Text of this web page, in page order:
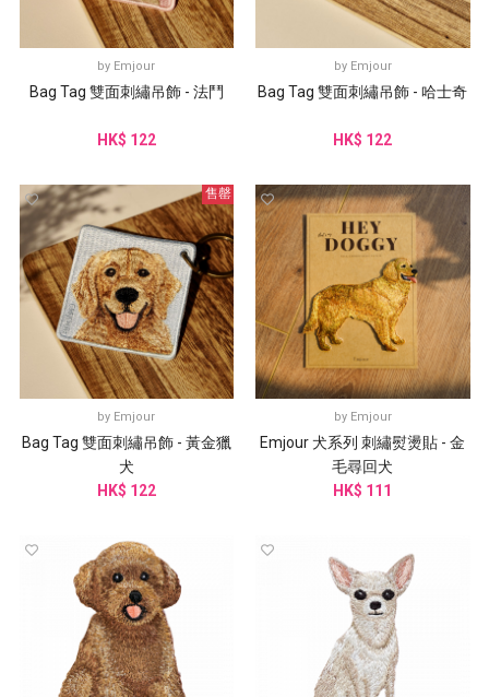
by Emjour
Bag Tag 雙面刺繡吊飾 - 法鬥
HK$ 122
by Emjour
Bag Tag 雙面刺繡吊飾 - 哈士奇
HK$ 122
售罄
by Emjour
Bag Tag 雙面刺繡吊飾 - 黃金獵
犬
HK$ 122
by Emjour
Emjour 犬系列 刺繡熨燙貼 - 金
毛尋回犬
HK$ 111